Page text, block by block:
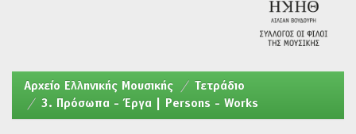
Aρχείο Ελληνικής Μουσικής
Τετράδιο
3. Πρόσωπα - Έργα | Persons - Works